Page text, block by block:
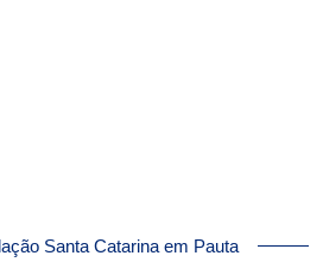
Santa Catarina em Pauta